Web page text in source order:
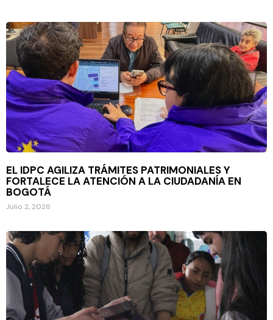
EL IDPC AGILIZA TRÁMITES PATRIMONIALES Y
FORTALECE LA ATENCIÓN A LA CIUDADANÍA EN
BOGOTÁ
Julio 2, 2026